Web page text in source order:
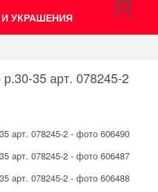
УКРАШЕНИЯ
0
35 арт. 078245-2